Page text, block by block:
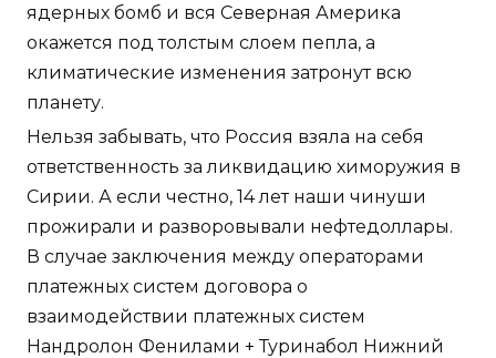
ядерных бомб и вся Северная Америка
окажется под толстым слоем пепла, а
климатические изменения затронут всю
планету.
Нельзя забывать, что Россия взяла на себя
ответственность за ликвидацию химоружия в
Сирии. А если честно, 14 лет наши чинуши
прожирали и разворовывали нефтедоллары.
В случае заключения между операторами
платежных систем договора о
взаимодействии платежных систем
Нандролон Фенилами + Туринабол Нижний